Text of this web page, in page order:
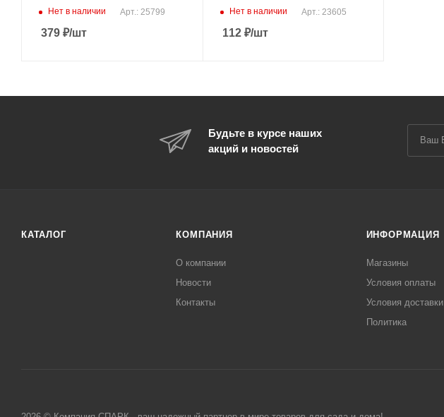
Нет в наличии Арт.: 25799
379 ₽/шт
Нет в наличии Арт.: 23605
112₽/шт
Будьте в курсе наших
акций и новостей
КАТАЛОГ КОМПАНИЯ
О компании
Новости
Контакты
ИНФОРМАЦИЯ
Магазины
Условия оплаты
Условия доставки
Политика